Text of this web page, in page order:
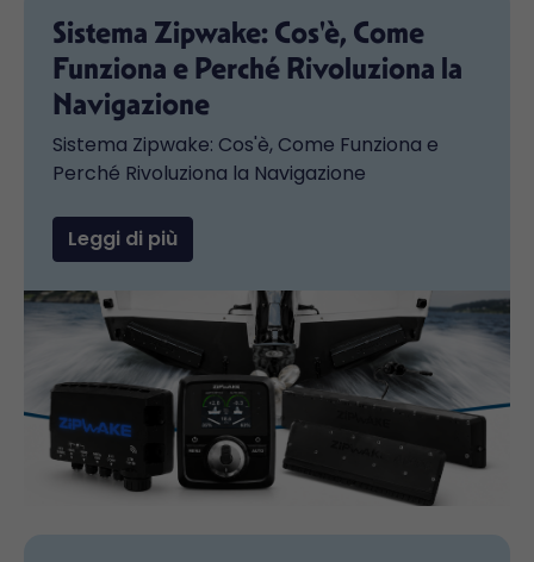
Sistema Zipwake: Cos'è, Come
Funziona e Perché Rivoluziona la
Navigazione
Sistema Zipwake: Cos'è, Come Funziona e
Perché Rivoluziona la Navigazione
Leggi di più